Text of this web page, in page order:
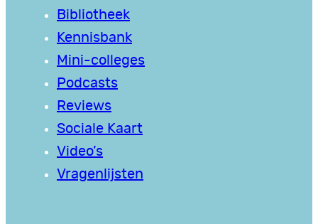
Bibliotheek
Kennisbank
Mini-colleges
Podcasts
Reviews
Sociale Kaart
Video’s
Vragenlijsten